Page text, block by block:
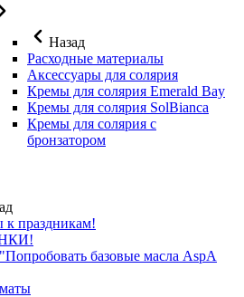
Назад
Расходные материалы
Аксессуары для солярия
Кремы для солярия Emerald Bay
Кремы для солярия SolBianca
Кремы для солярия с
бронзатором
к праздникам!
базовые масла AspA